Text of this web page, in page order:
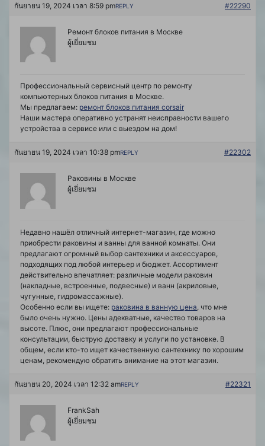
กันยายน 19, 2024 เวลา 8:59 pm #22290
REPLY
Ремонт блоков питания в Москве
ผู้เยี่ยมชม
Профессиональный сервисный центр по ремонту
компьютерных блоков питания в Москве.
Мы предлагаем: ремонт блоков питания corsair
Наши мастера оперативно устранят неисправности вашего
устройства в сервисе или с выездом на дом!
กันยายน 19, 2024 เวลา 10:38 pm #22302
REPLY
Раковины в Москве
ผู้เยี่ยมชม
Недавно нашёл отличный интернет-магазин, где можно
приобрести раковины и ванны для ванной комнаты. Они
предлагают огромный выбор сантехники и аксессуаров,
подходящих под любой интерьер и бюджет. Ассортимент
действительно впечатляет: различные модели раковин
(накладные, встроенные, подвесные) и ванн (акриловые,
чугунные, гидромассажные).
Особенно если вы ищете: раковина в ванную цена, что мне
было очень нужно. Цены адекватные, качество товаров на
высоте. Плюс, они предлагают профессиональные
консультации, быструю доставку и услуги по установке. В
общем, если кто-то ищет качественную сантехнику по хорошим
ценам, рекомендую обратить внимание на этот магазин.
กันยายน 20, 2024 เวลา 12:32 am #22321
REPLY
FrankSah
ผู้เยี่ยมชม